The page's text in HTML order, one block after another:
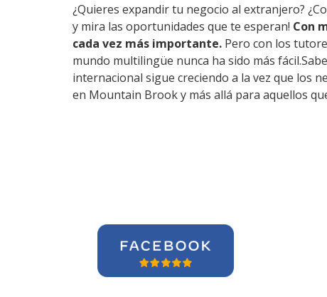
¿Quieres expandir tu negocio al extranjero?
y mira las oportunidades que te esperan! Con
cada vez más importante. Pero con los
mundo multilingüe nunca ha sido más
internacional sigue creciendo a la vez que los
en Mountain Brook y más allá para aquellos